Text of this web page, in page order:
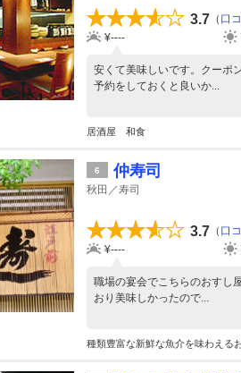
3.7 （ 口
¥----
安くて美味しいです。クーポ
予約をしておくと良いか...
居酒屋 和食
6 仲寿司
秋田／寿司
3.7 （ 口
¥----
職場の宴会でこちらのおすし
おり美味しかったので...
種類豊富な新鮮な魚介を味わえる